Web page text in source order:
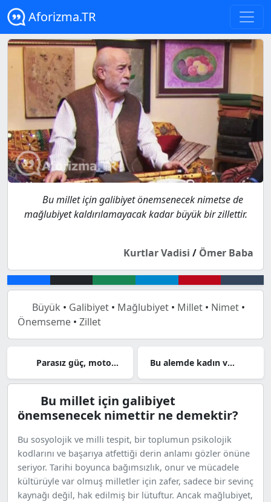
Aforizma.TR
Bu millet için galibiyet önemsenecek nimetse de
mağlubiyet kaldırılamayacak kadar büyük bir zillettir.
Kurtlar Vadisi / Ömer Baba
Büyük • Galibiyet • Mağlubiyet • Millet • Nimet •
Önemseme • Zillet
Parasız güç, motorsuz araba, bin gez canım Bu alemde kadın ve ihanet adamı bitirir
Bu millet için galibiyet
önemsenecek nimettir ne demektir?
Bu sosyolojik ve milli tespit, bir toplumun psikolojik
kodlarını ve başarıya atfettiği derin anlamı gözler önüne
seriyor. Tarihi boyunca bağımsızlık, onur ve mücadele
kültürüyle var olmuş milletler için zafer, sadece bir sevinç
kaynağı değil, hak edilmiş bir lütuftur. Ancak mağlubiyet,